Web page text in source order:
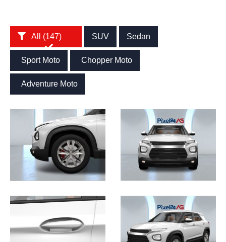
All (147) SUV Sedan
Sport Moto Chopper Moto
Adventure Moto